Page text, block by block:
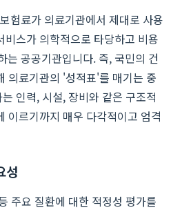
험료가 의료기관에서 제대로 사용
스가 의학적으로 타당하고 비용
는 공공기관입니다. 즉, 국민의 건
의료기관의 '성적표'를 매기는 중
인력, 시설, 장비와 같은 구조적
이르기까지 매우 다각적이고 엄격
성
주요 질환에 대한 적정성 평가를